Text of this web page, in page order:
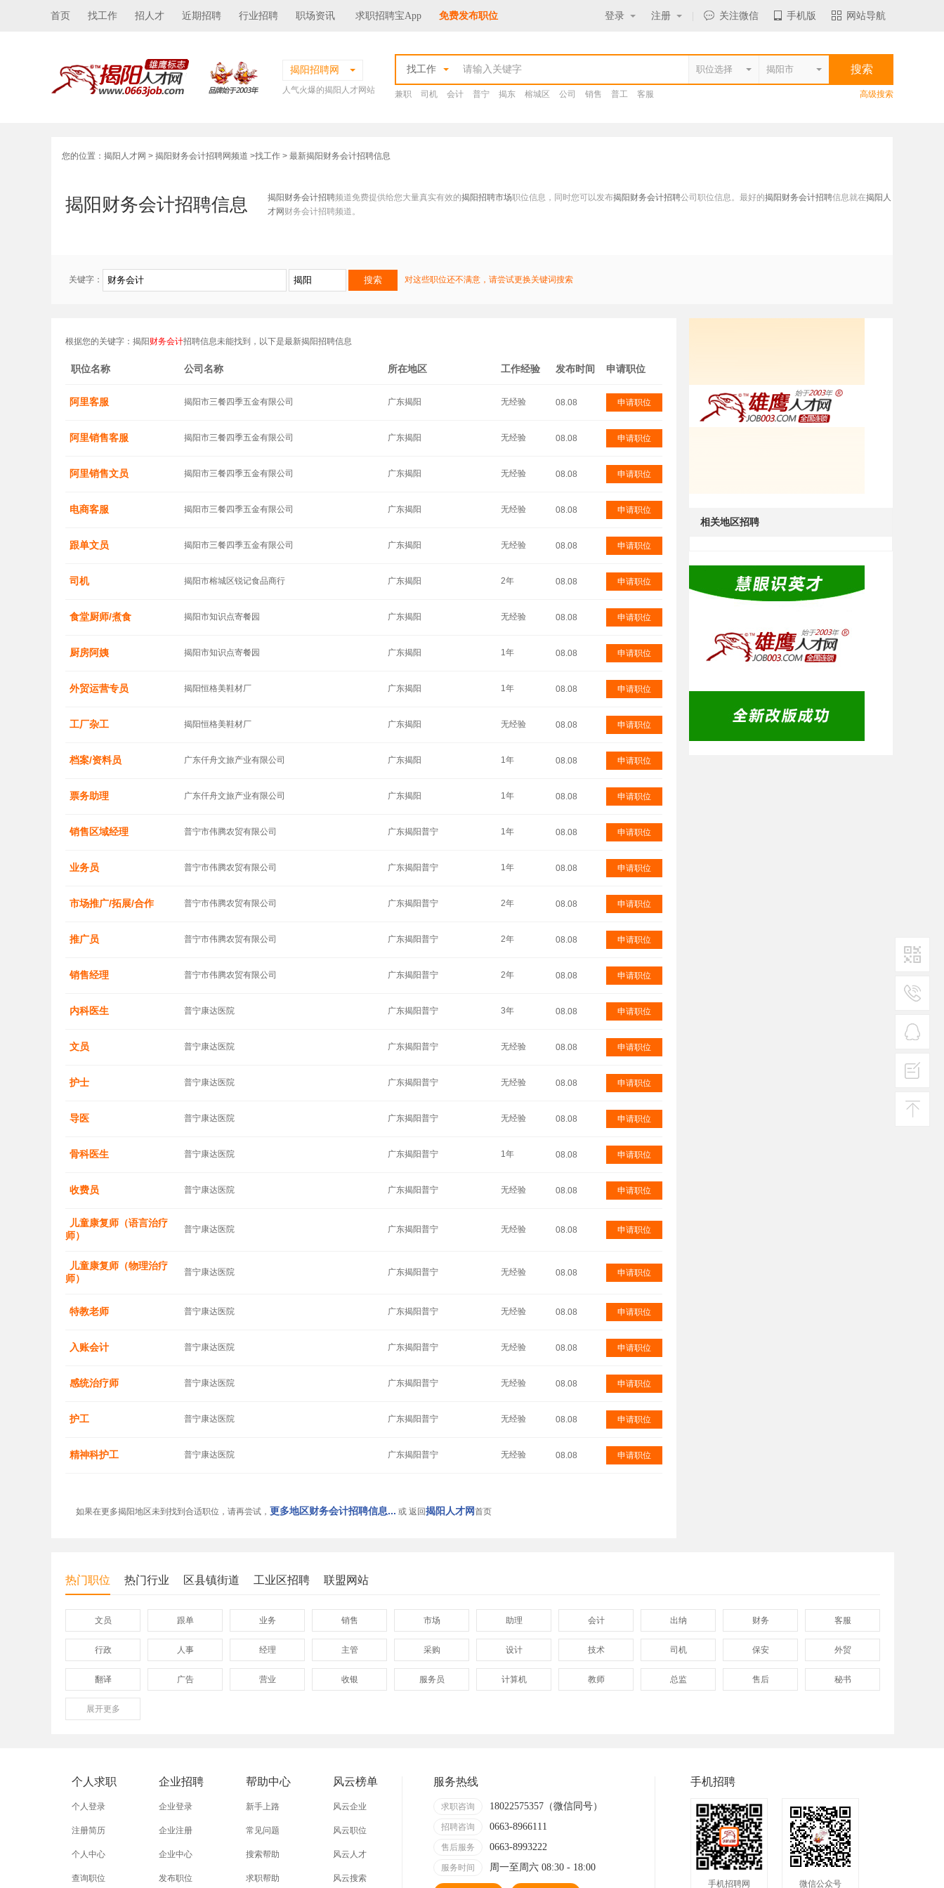
首页 找工作 招人才 近期招聘 行业招聘 职场资讯 求职招聘宝App 免费发布职位 登录 注册 关注微信 手机版 网站导航
揭阳招聘网
人气火爆的揭阳人才网站
找工作
兼职 司机 会计 普宁 揭东 榕城区 公司 销售 普工 客服 高级搜索
您的位置： 揭阳人才网 > 揭阳财务会计招聘网频道 >找工作 > 最新揭阳财务会计招聘信息
揭阳财务会计招聘信息 揭阳财务会计招聘频道免费提供给您大量真实有效的揭阳招聘市场职位信息，同时您可以发布揭阳财务会计招聘公司职位信息。最好的揭阳财务会计招聘信息就在揭阳人
才网 财务会计招聘频道。
关键字： 对这些职位还不满意，请尝试更换关键词搜索
根据您的关键字：揭阳 财务会计招聘信息未能找到，以下是最新揭阳招聘信息
职位名称 公司名称 所在地区 工作经验 发布时间 申请职位
阿里客服 揭阳市三餐四季五金有限公司 广东揭阳 无经验 08.08 申请职位
阿里销售客服 揭阳市三餐四季五金有限公司 广东揭阳 无经验 08.08 申请职位
阿里销售文员 揭阳市三餐四季五金有限公司 广东揭阳 无经验 08.08 申请职位
电商客服 揭阳市三餐四季五金有限公司 广东揭阳 无经验 08.08 申请职位
跟单文员 揭阳市三餐四季五金有限公司 广东揭阳 无经验 08.08 申请职位
司机 揭阳市榕城区锐记食品商行 广东揭阳 2年 08.08 申请职位
食堂厨师/煮食 揭阳市知识点寄餐园 广东揭阳 无经验 08.08 申请职位
厨房阿姨 揭阳市知识点寄餐园 广东揭阳 1年 08.08 申请职位
外贸运营专员 揭阳恒格美鞋材厂 广东揭阳 1年 08.08 申请职位
工厂杂工 揭阳恒格美鞋材厂 广东揭阳 无经验 08.08 申请职位
档案/资料员 广东仟舟文旅产业有限公司 广东揭阳 1年 08.08 申请职位
票务助理 广东仟舟文旅产业有限公司 广东揭阳 1年 08.08 申请职位
销售区域经理 普宁市伟腾农贸有限公司 广东揭阳普宁 1年 08.08 申请职位
业务员 普宁市伟腾农贸有限公司 广东揭阳普宁 1年 08.08 申请职位
市场推广/拓展/合作 普宁市伟腾农贸有限公司 广东揭阳普宁 2年 08.08 申请职位
推广员 普宁市伟腾农贸有限公司 广东揭阳普宁 2年 08.08 申请职位
销售经理 普宁市伟腾农贸有限公司 广东揭阳普宁 2年 08.08 申请职位
内科医生 普宁康达医院 广东揭阳普宁 3年 08.08 申请职位
文员 普宁康达医院 广东揭阳普宁 无经验 08.08 申请职位
护士 普宁康达医院 广东揭阳普宁 无经验 08.08 申请职位
导医 普宁康达医院 广东揭阳普宁 无经验 08.08 申请职位
骨科医生 普宁康达医院 广东揭阳普宁 1年 08.08 申请职位
收费员 普宁康达医院 广东揭阳普宁 无经验 08.08 申请职位
儿童康复师（语言治疗
师）
普宁康达医院 广东揭阳普宁 无经验 08.08 申请职位
儿童康复师（物理治疗
师）
普宁康达医院 广东揭阳普宁 无经验 08.08 申请职位
特教老师 普宁康达医院 广东揭阳普宁 无经验 08.08 申请职位
入账会计 普宁康达医院 广东揭阳普宁 无经验 08.08 申请职位
感统治疗师 普宁康达医院 广东揭阳普宁 无经验 08.08 申请职位
护工 普宁康达医院 广东揭阳普宁 无经验 08.08 申请职位
精神科护工 普宁康达医院 广东揭阳普宁 无经验 08.08 申请职位
如果在更多揭阳地区未到找到合适职位，请再尝试， 更多地区财务会计招聘信息... 或 返回揭阳人才网首页
相关地区招聘
热门职位 热门行业 区县镇街道 工业区招聘 联盟网站
文员 跟单 业务 销售 市场 助理 会计 出纳 财务 客服
行政 人事 经理 主管 采购 设计 技术 司机 保安 外贸
翻译 广告 营业 收银 服务员 计算机 教师 总监 售后 秘书
保险
近期 今日 今天 哪里 附近今天 日结 最近 2020
同城找工作 今天招工 最近 工地招小工 200元一天 冲压工 快递分拣员
保洁员 缝纫工 送餐员 洗碗工
展开更多
个人求职
个人登录
注册简历
个人中心
查询职位
企业招聘
企业登录
企业注册
企业中心
发布职位
帮助中心
新手上路
常见问题
搜索帮助
求职帮助
风云榜单
风云企业
风云职位
风云人才
风云搜索
服务热线
求职咨询 18022575357（微信同号）
招聘咨询 0663-8966111
售后服务 0663-8993222
服务时间 周一至周六 08:30 - 18:00
手机招聘
手机招聘网 微信公众号
二维码1
热线
客服
建议